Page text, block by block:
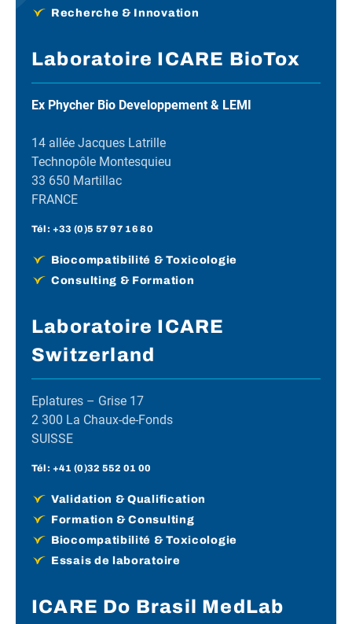
Recherche & Innovation
Laboratoire ICARE BioTox
Ex Phycher Bio Developpement & LEMI
14 allée Jacques Latrille
Technopôle Montesquieu
33 650 Martillac
FRANCE
Tél : +33 (0)5 57 97 16 80
Biocompatibilité & Toxicologie
Consulting & Formation
Laboratoire ICARE
Switzerland
Eplatures – Grise 17
2 300 La Chaux-de-Fonds
SUISSE
Tél : +41 (0)32 552 01 00
Validation & Qualification
Formation & Consulting
Biocompatibilité & Toxicologie
Essais de laboratoire
ICARE Do Brasil MedLab